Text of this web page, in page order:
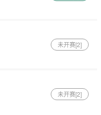
未开赛[2]
未开赛[2]